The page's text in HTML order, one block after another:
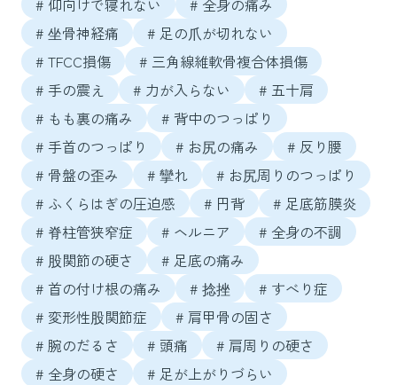
# 坐骨神経痛
# 足の爪が切れない
# TFCC損傷
# 三角線維軟骨複合体損傷
# 手の震え
# 力が入らない
# 五十肩
# もも裏の痛み
# 背中のつっぱり
# 手首のつっぱり
# お尻の痛み
# 反り腰
# 骨盤の歪み
# 攣れ
# お尻周りのつっぱり
# ふくらはぎの圧迫感
# 円背
# 足底筋膜炎
# 脊柱管狭窄症
# ヘルニア
# 全身の不調
# 股関節の硬さ
# 足底の痛み
# 首の付け根の痛み
# 捻挫
# すべり症
# 変形性股関節症
# 肩甲骨の固さ
# 腕のだるさ
# 頭痛
# 肩周りの硬さ
# 全身の硬さ
# 足が上がりづらい